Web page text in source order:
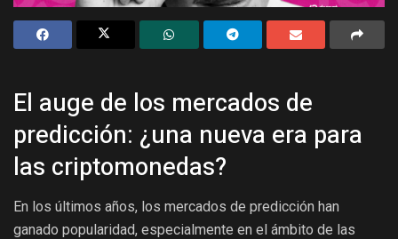
El auge de los mercados de
predicción: ¿una nueva era para
las criptomonedas?
En los últimos años, los mercados de predicción han
ganado popularidad, especialmente en el ámbito de las